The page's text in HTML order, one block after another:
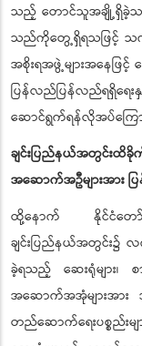
သည့် တောင်သူအချို့ရှိခဲ့သဖ
သည်ကိုတွေ့ရှိရသဖြင့် သက်ဆို
အစိုးရအဖွဲ့များအနေဖြင့်
ပြန်လည်ပြန်လည်ရရှိရေ
ဆောင်ရွက်ရန်လိုအပ်ကြော
ချင်းပြည်နယ်အတွင်း
အဆောက်အဦများအား
ထို့နောက် နိုင်ငံတော်သ
ချင်းပြည်နယ်အတွင်း၌
ခဲ့ရသည့် ဆေးရုံများ၊ စာ
အဆောက်အအုံများအား
တည်ဆောက်ရေးပစ္စည်းမ